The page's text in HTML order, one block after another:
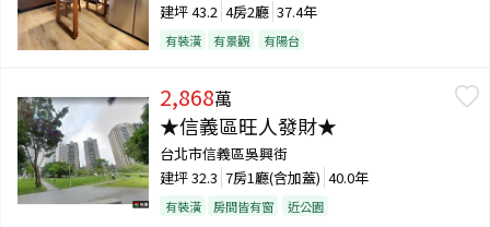
建坪43.2 4房2廳 37.4年
有裝潢 有景觀 有陽台
2,868萬
★信義區旺人發財★
台北市信義區吳興街
建坪32.3 7房1廳(含加蓋) 40.0年
有裝潢 房間皆有窗 近公園